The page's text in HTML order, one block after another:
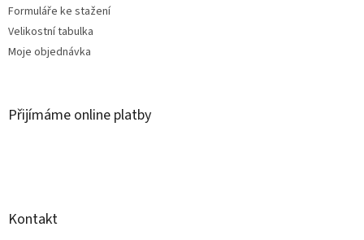
Formuláře ke stažení
Velikostní tabulka
Moje objednávka
Přijímáme online platby
Kontakt